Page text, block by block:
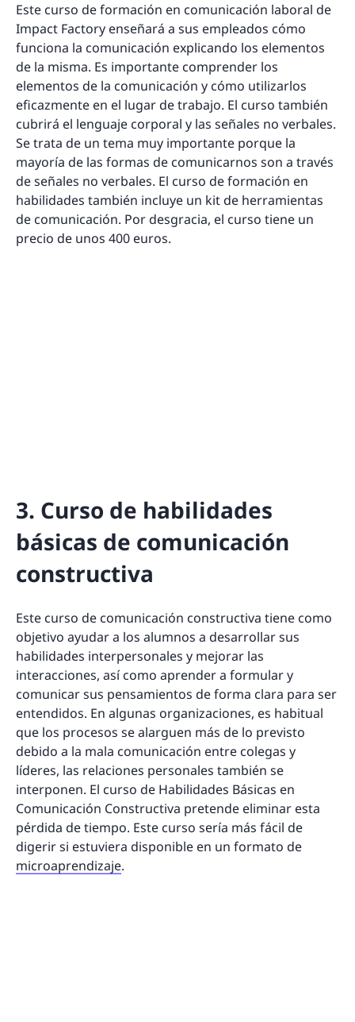
Este curso de formación en comunicación laboral de
Impact Factory enseñará a sus empleados cómo
funciona la comunicación explicando los elementos
de la misma. Es importante comprender los
elementos de la comunicación y cómo utilizarlos
eficazmente en el lugar de trabajo. El curso también
cubrirá el lenguaje corporal y las señales no verbales.
Se trata de un tema muy importante porque la
mayoría de las formas de comunicarnos son a través
de señales no verbales. El curso de formación en
habilidades también incluye un kit de herramientas
de comunicación. Por desgracia, el curso tiene un
precio de unos 400 euros.
3. Curso de habilidades
básicas de comunicación
constructiva
Este curso de comunicación constructiva tiene como
objetivo ayudar a los alumnos a desarrollar sus
habilidades interpersonales y mejorar las
interacciones, así como aprender a formular y
comunicar sus pensamientos de forma clara para ser
entendidos. En algunas organizaciones, es habitual
que los procesos se alarguen más de lo previsto
debido a la mala comunicación entre colegas y
líderes, las relaciones personales también se
interponen. El curso de Habilidades Básicas en
Comunicación Constructiva pretende eliminar esta
pérdida de tiempo. Este curso sería más fácil de
digerir si estuviera disponible en un formato de
microaprendizaje.